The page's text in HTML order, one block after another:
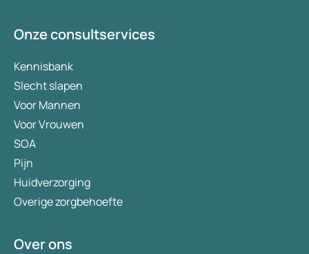
Onze consultservices
Kennisbank
Slecht slapen
Voor Mannen
Voor Vrouwen
SOA
Pijn
Huidverzorging
Overige zorgbehoefte
Over ons